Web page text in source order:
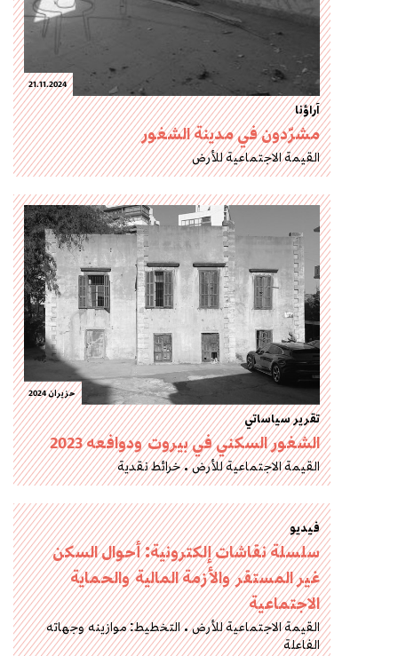
21.11.2024
آراؤنا
مشرّدون في مدينة الشغور
القيمة الاجتماعية للأرض
حزيران 2024
تقرير سياساتي
الشغور السكني في بيروت ودوافعه 2023
القيمة الاجتماعية للأرض خرائط نقدية
فيديو
سلسلة نقاشات إلكترونية: أحوال السكن
غير المستقر والأزمة المالية والحماية
الاجتماعية
القيمة الاجتماعية للأرض التخطيط: موازينه وجهاته
الفاعلة